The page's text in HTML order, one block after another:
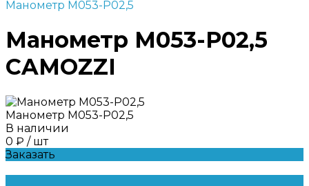
Манометр M053-P02,5
Манометр M053-P02,5
CAMOZZI
Манометр M053-P02,5
В наличии
0 ₽ / шт
Заказать